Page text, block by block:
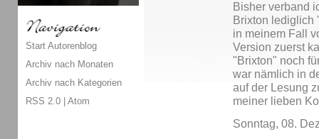
Bisher verband
Brixton lediglich
in meinem Fall
Version zuerst
"Brixton" noch
war nämlich in
auf der Lesung
meiner lieben
Sonntag, 08.
Start Autorenblog
Archiv nach Monaten
Archiv nach Kategorien
RSS 2.0 | Atom